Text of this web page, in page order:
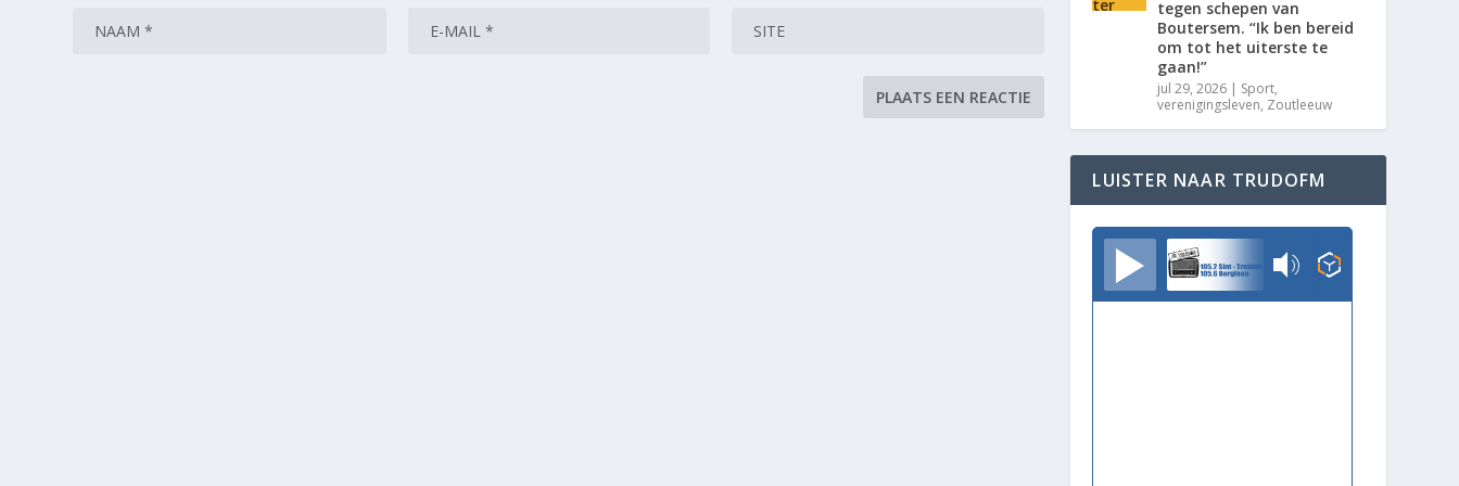
tegen schepen van
Boutersem. “Ik ben bereid
om tot het uiterste te
gaan!”
jul 29, 2026 | Sport,
verenigingsleven, Zoutleeuw
LUISTER NAAR TRUDOFM
TrudoFM